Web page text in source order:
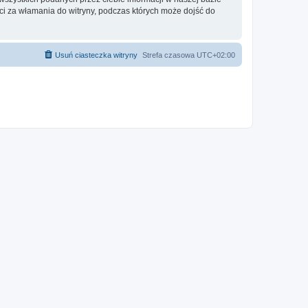
włamania do witryny, podczas których może dojść do
Strefa czasowa UTC+02:00
Usuń ciasteczka witryny